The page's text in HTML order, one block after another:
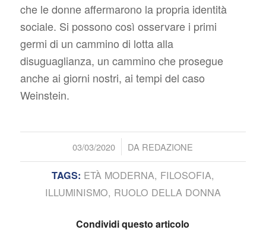
che le donne affermarono la propria identità
sociale. Si possono così osservare i primi
germi di un cammino di lotta alla
disuguaglianza, un cammino che prosegue
anche ai giorni nostri, ai tempi del caso
Weinstein.
03/03/2020
/ DA REDAZIONE
TAGS: ETÀ MODERNA, FILOSOFIA,
ILLUMINISMO, RUOLO DELLA DONNA
Condividi questo articolo